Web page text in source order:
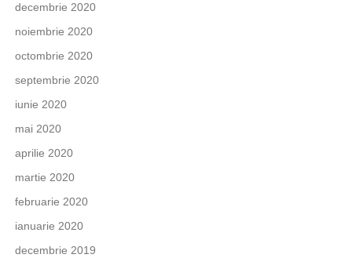
decembrie 2020
noiembrie 2020
octombrie 2020
septembrie 2020
iunie 2020
mai 2020
aprilie 2020
martie 2020
februarie 2020
ianuarie 2020
decembrie 2019